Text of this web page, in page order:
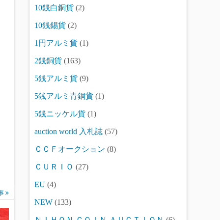
10銭白銅貨 (2)
10銭錫貨 (2)
1円アルミ貨 (1)
2銭銅貨 (163)
5銭アルミ貨 (9)
5銭アルミ青銅貨 (1)
5銭ニッケル貨 (1)
auction world 入札誌 (57)
ＣＣＦオークション (8)
ＣＵＲＩＯ (27)
EU (4)
NEW (133)